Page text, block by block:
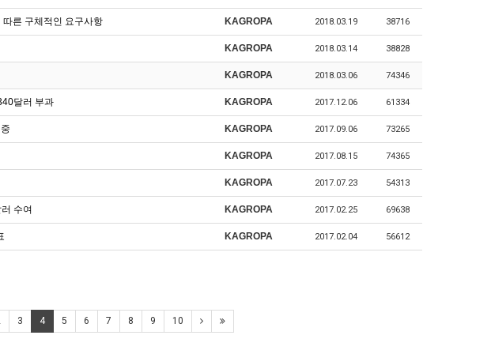
른 구체적인 요구사항 KAGROPA 2018.03.19 38716
KAGROPA 2018.03.14 38828
KAGROPA 2018.03.06 74346
달러 부과 KAGROPA 2017.12.06 61334
KAGROPA 2017.09.06 73265
KAGROPA 2017.08.15 74365
KAGROPA 2017.07.23 54313
수여 KAGROPA 2017.02.25 69638
KAGROPA 2017.02.04 56612
3 4 5 6 7 8 9 10